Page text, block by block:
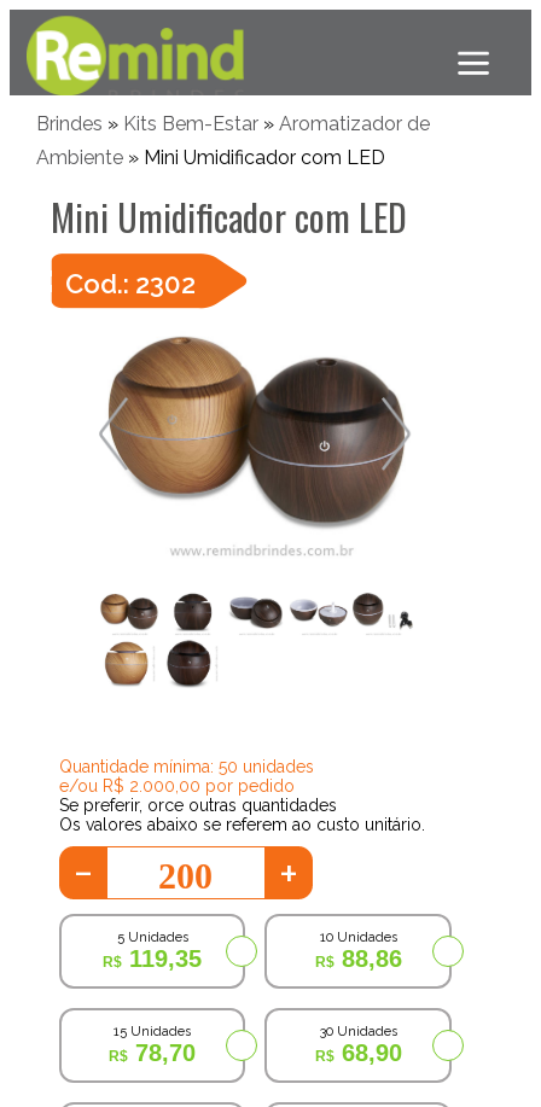
Brindes » Kits Bem-Estar» Aromatizador de
Ambiente» Mini Umidificador com LED
Mini Umidificador com LED
Cod.: 2302
Quantidade mínima: 50 unidades
e/ou R$ 2.000,00 por pedido
Se preferir, orce outras quantidades
Os valores abaixo se referem ao custo unitário.
- +
5 Unidades
119,35
10 Unidades
88,86
15 Unidades
78,70
30 Unidades
68,90